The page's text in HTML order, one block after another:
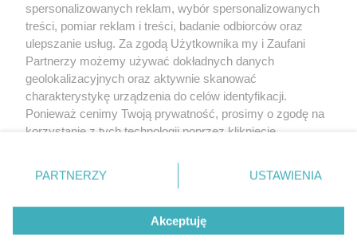
spersonalizowanych reklam, wybór spersonalizowanych
treści, pomiar reklam i treści, badanie odbiorców oraz
ulepszanie usług. Za zgodą Użytkownika my i Zaufani
Partnerzy możemy używać dokładnych danych
geolokalizacyjnych oraz aktywnie skanować
charakterystykę urządzenia do celów identyfikacji.
Ponieważ cenimy Twoją prywatność, prosimy o zgodę na
korzystanie z tych technologii poprzez kliknięcie
zmienić/wycofać klikając przycisk ustawień prywatności
znajdujący się w lewym dolnym rogu strony
rodzaje przetwarzania danych nie wymagają zgody
użytkownika, ale masz prawo sprzeciwić się takiemu
przetwarzaniu. Preferencje będą miały zastosowanie tylko
PARTNERZY USTAWIENIA
Akceptuję